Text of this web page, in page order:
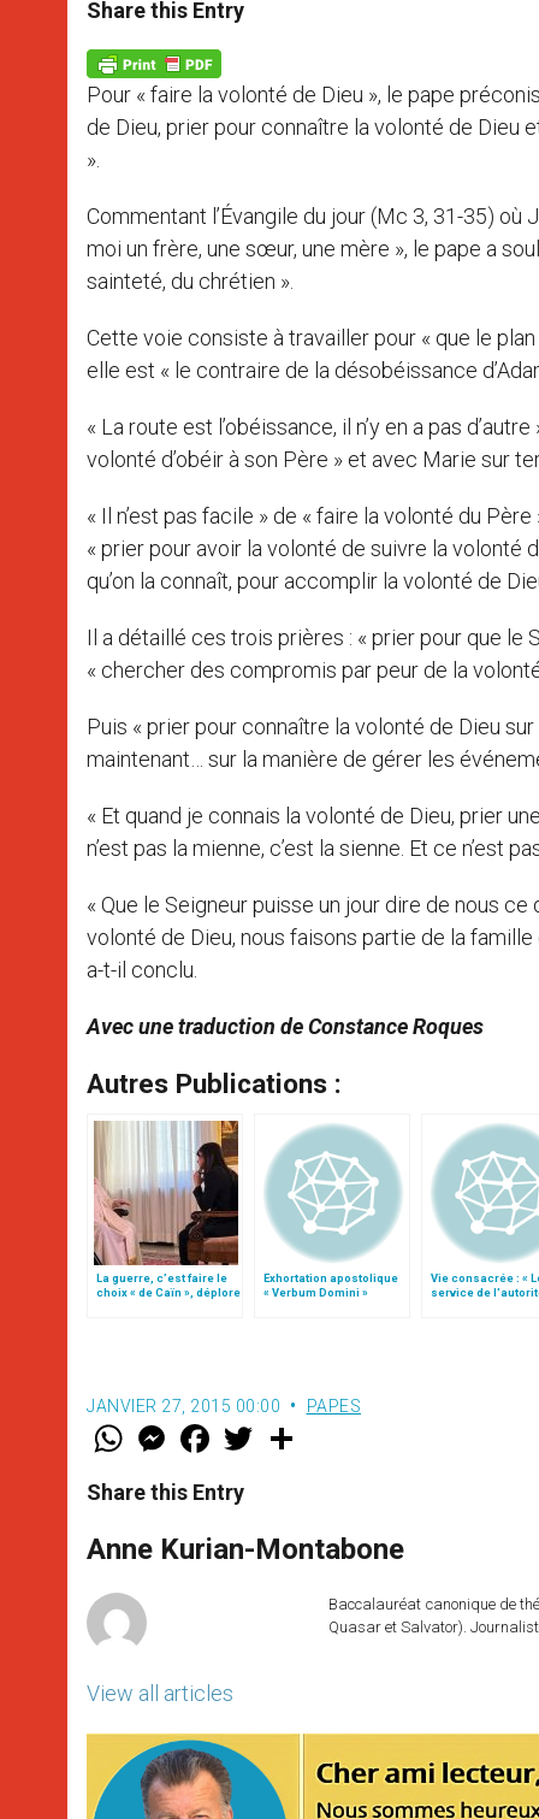
s
p
p
e
g
e
r
b
k
Share this Entry
Pour « faire la volonté de Dieu », le pape
de Dieu, prier pour connaître la volonté de Dieu
».
Commentant l’Évangile du jour (Mc 3, 31-35)
moi un frère, une sœur, une mère », le pape a
sainteté, du chrétien ».
Cette voie consiste à travailler pour « que le
elle est « le contraire de la désobéissance
« La route est l’obéissance, il n’y en a pas
volonté d’obéir à son Père » et avec Marie sur
« Il n’est pas facile » de « faire la volonté du
« prier pour avoir la volonté de suivre la volonté
qu’on la connaît, pour accomplir la volonté de
Il a détaillé ces trois prières : « prier pour que le
« chercher des compromis par peur de la
Puis « prier pour connaître la volonté de Dieu
maintenant… sur la manière de gérer les
« Et quand je connais la volonté de Dieu, prier
n’est pas la mienne, c’est la sienne. Et ce n’est
« Que le Seigneur puisse un jour dire de nous
volonté de Dieu, nous faisons partie de la
a-t-il conclu.
Avec une traduction de Constance Roques
Autres Publications :
La guerre, c’est faire le
choix « de Caïn », déplore
Exhortation apostolique
« Verbum Domini »
Vie consacrée : «
service de
JANVIER 27, 2015 00:00 PAPES
W
t
s
p
p
M
e
s
e
g
e
F
a
e
b
o
k
w
r
Share this Entry
Anne Kurian-Montabone
View all articles
Baccalauréat canonique de
Quasar et Salvator).